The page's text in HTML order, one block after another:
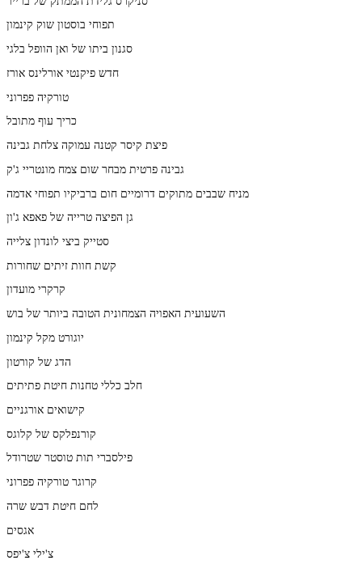
תפוחי בוסטון שוק קינמון
סגנון ביתו של ואן הוופל בלגי
חדש פיקנטי אורלינס אורז
טורקיה פפרוני
כריך עוף מתובל
פיצת קיסר קטנה עמוקה צלחת גבינה
גבינה פרטית מבחר שום צמח מונטריי ג'ק
מניח שבבים מתוקים דרומיים חום ברביקיו תפוחי אדמה
גן הפיצה טרייה של פאפא ג'ון
סטייק ביצי לונדון צלייה
קשת חוות זיתים שחורות
קרקרי מועדון
השעועית האפויה הצמחונית הטובה ביותר של בוש
יוגורט מקל קינמון
הדג של קורטון
חלב כללי טחנות חיטת פתיתים
קישואים אורגניים
קורנפלקס של קלוגס
פילסברי תות טוסטר שטרודל
קרוגר טורקיה פפרוני
לחם חיטת דבש שרה
אגסים
צ'ילי צ'יפס